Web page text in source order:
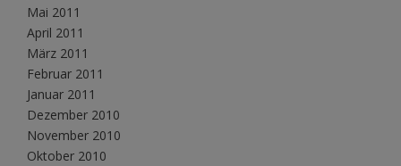
Mai 2011
April 2011
März 2011
Februar 2011
Januar 2011
Dezember 2010
November 2010
Oktober 2010